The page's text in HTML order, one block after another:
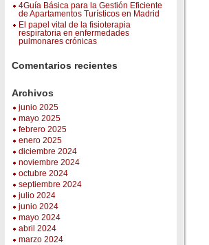
4Guía Básica para la Gestión Eficiente
de Apartamentos Turísticos en Madrid
El papel vital de la fisioterapia
respiratoria en enfermedades
pulmonares crónicas
Comentarios recientes
Archivos
junio 2025
mayo 2025
febrero 2025
enero 2025
diciembre 2024
noviembre 2024
octubre 2024
septiembre 2024
julio 2024
junio 2024
mayo 2024
abril 2024
marzo 2024